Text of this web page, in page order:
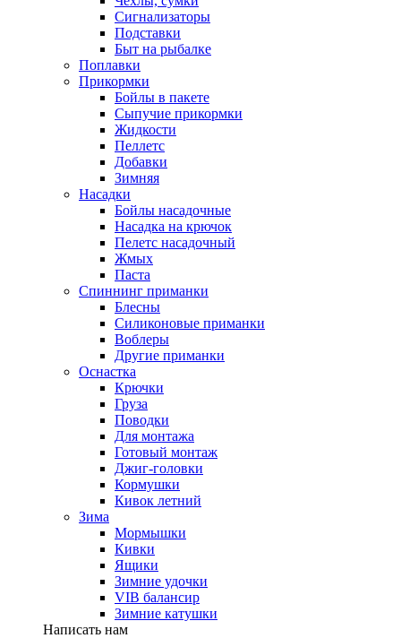
Сигнализаторы
Подставки
Быт на рыбалке
Поплавки
Прикормки
Бойлы в пакете
Сыпучие прикормки
Жидкости
Пеллетс
Добавки
Зимняя
Насадки
Бойлы насадочные
Насадка на крючок
Пелетс насадочный
Жмых
Паста
Спиннинг приманки
Блесны
Силиконовые приманки
Воблеры
Другие приманки
Оснастка
Крючки
Груза
Поводки
Для монтажа
Готовый монтаж
Джиг-головки
Кормушки
Кивок летний
Зима
Мормышки
Кивки
Ящики
Зимние удочки
VIB балансир
Зимние катушки
Написать нам